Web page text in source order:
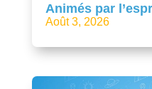
Animés par
Août 3, 2026